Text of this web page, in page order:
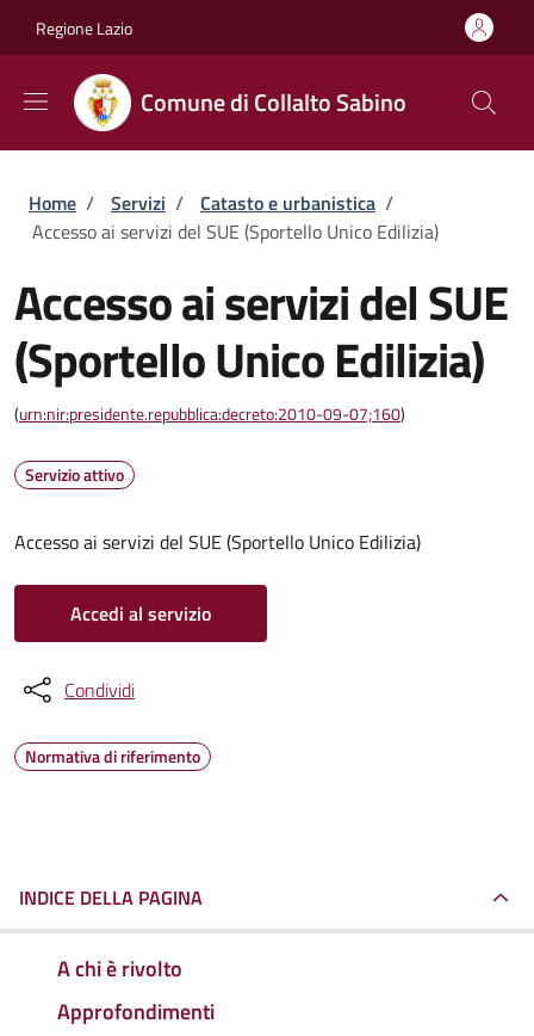
Regione Lazio
Comune di Collalto Sabino
Briciole di pane
Home / Servizi / Catasto e urbanistica /
Accesso ai servizi del SUE (Sportello Unico Edilizia)
Accesso ai servizi del SUE
(Sportello Unico Edilizia)
(urn:nir:presidente.repubblica:decreto:2010-09-07;160)
Servizio attivo
Accesso ai servizi del SUE (Sportello Unico Edilizia)
Accedi al servizio
Condividi
Normativa di riferimento
INDICE DELLA PAGINA
A chi è rivolto
Approfondimenti